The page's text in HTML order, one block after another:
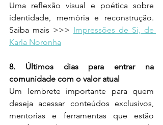
Uma reflexão visual e poética sobre
identidade, memória e reconstrução.
Saiba mais >>> Impressões de Si, de
Karla Noronha
8. Últimos dias para entrar na
comunidade com o valor atual
Um lembrete importante para quem
deseja acessar conteúdos exclusivos,
mentorias e ferramentas que estão